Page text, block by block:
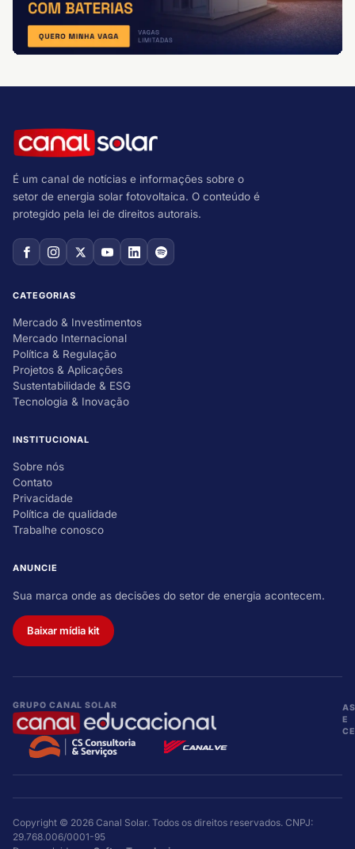
É um canal de notícias e informações sobre o
setor de energia solar fotovoltaica. O conteúdo é
protegido pela lei de direitos autorais.
CATEGORIAS
Mercado & Investimentos
Mercado Internacional
Política & Regulação
Projetos & Aplicações
Sustentabilidade & ESG
Tecnologia & Inovação
INSTITUCIONAL
Sobre nós
Contato
Privacidade
Política de qualidade
Trabalhe conosco
ANUNCIE
Sua marca onde as decisões do setor de energia acontecem.
Baixar mídia kit
GRUPO CANAL SOLAR
E
Copyright © 2026 Canal Solar. Todos os direitos reservados. CNPJ:
29.768.006/0001-95